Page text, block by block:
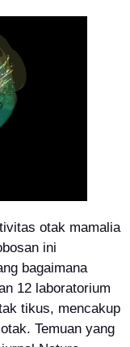
otak mamalia
ini
bagaimana
12 laboratorium
tikus, mencakup
Temuan yang